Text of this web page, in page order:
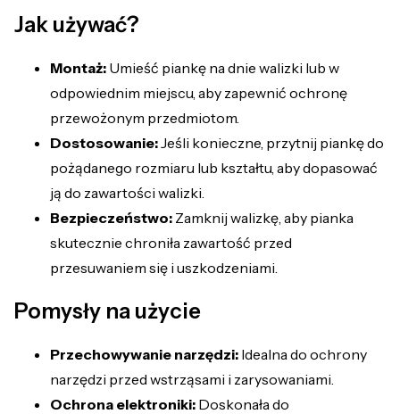
Jak używać?
Montaż: Umieść piankę na dnie walizki lub w
odpowiednim miejscu, aby zapewnić ochronę
przewożonym przedmiotom.
Dostosowanie:Jeśli konieczne, przytnij piankę do
pożądanego rozmiaru lub kształtu, aby dopasować
ją do zawartości walizki.
Bezpieczeństwo: Zamknij walizkę, aby pianka
skutecznie chroniła zawartość przed
przesuwaniem się i uszkodzeniami.
Pomysły na użycie
Przechowywanie narzędzi: Idealna do ochrony
narzędzi przed wstrząsami i zarysowaniami.
Ochrona elektroniki: Doskonała do